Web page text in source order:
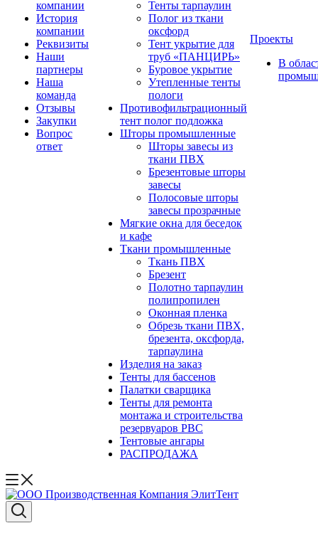
компании
История
компании
Реквизиты
Наши
партнеры
Наша
команда
Отзывы
Закупки
Вопрос
ответ
Тенты тарпаулин
Полог из ткани
оксфорд
Тент укрытие для
труб «ПАНЦИРЬ»
Буровое укрытие
Утепленные тенты
пологи
Противофильтрационный
тент полог подложка
Шторы промышленные
Шторы завесы из
ткани ПВХ
Брезентовые шторы
завесы
Полосовые шторы
завесы прозрачные
Мягкие окна для беседок
и кафе
Ткани промышленные
Ткань ПВХ
Брезент
Полотно тарпаулин
полипропилен
Оконная пленка
Обрезь ткани ПВХ,
брезента, оксфорда,
тарпаулина
Изделия на заказ
Тенты для бассенов
Палатки сварщика
Тенты для ремонта
монтажа и строительства
резервуаров РВС
Тентовые ангары
РАСПРОДАЖА
Проекты
В